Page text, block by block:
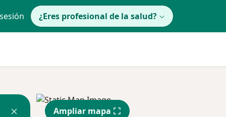
¿Eres profesional de la salud?
Ampliar mapa